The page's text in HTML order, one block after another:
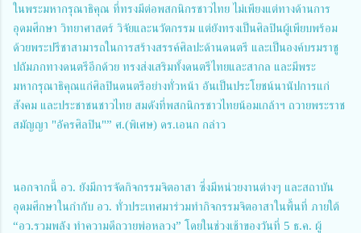
ในพระมหากรุณาธิคุณ ที่ทรงมีต่อพสกนิกรชาวไทย ไม่เพียงแต่ทางด้านการ
อุดมศึกษา วิทยาศาสตร์ วิจัยและนวัตกรรม แต่ยังทรงเป็นศิลปินผู้เพียบพร้อม
ด้วยพระปรีชาสามารถในการสร้างสรรค์ศิลปะด้านดนตรี และเป็นองค์บรมราชู
ปถัมภกทางดนตรีอีกด้วย ทรงส่งเสริมทั้งดนตรีไทยและสากล และมีพระ
มหากรุณาธิคุณแก่ศิลปินดนตรีอย่างทั่วหน้า อันเป็นประโยชน์นานัปการแก่
สังคม และประชาชนชาวไทย สมดังที่พสกนิกรชาวไทยน้อมเกล้าฯ ถวายพระราช
สมัญญา "อัครศิลปิน"” ศ.(พิเศษ) ดร.เอนก กล่าว
นอกจากนี้ อว. ยังมีการจัดกิจกรรมจิตอาสา ซึ่งมีหน่วยงานต่างๆ และสถาบัน
อุดมศึกษาในกำกับ อว. ทั่วประเทศมาร่วมทำกิจกรรมจิตอาสาในพื้นที่ ภายใต้
“อว.รวมพลัง ทำความดีถวายพ่อหลวง” โดยในช่วงเช้าของวันที่ 5 ธ.ค. ผู้